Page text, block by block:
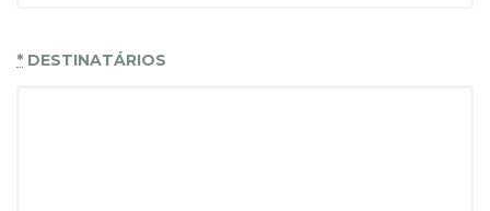
* DESTINATÁRIOS